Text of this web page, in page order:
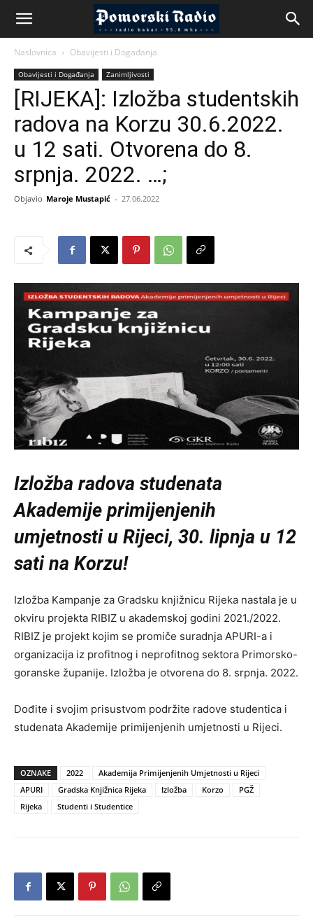
Naslovnica Obavijesti i Događanja
Obavijesti i Događanja Zanimljivosti
[RIJEKA]: Izložba studentskih
radova na Korzu 30.6.2022.
u 12 sati. Otvorena do 8.
srpnja. 2022. …;
Objavio Maroje Mustapić - 27.06.2022
Izložba radova studenata
Akademije primijenjenih
umjetnosti u Rijeci, 30. lipnja u 12
sati na Korzu!
Izložba Kampanje za Gradsku knjižnicu Rijeka nastala je u
okviru projekta RIBIZ u akademskoj godini 2021./2022.
RIBIZ je projekt kojim se promiče suradnja APURI-a i
organizacija iz profitnog i neprofitnog sektora Primorsko-
goranske županije. Izložba je otvorena do 8. srpnja. 2022.
Dođite i svojim prisustvom podržite radove studentica i
studenata Akademije primijenjenih umjetnosti u Rijeci.
OZNAKE 2022
Akademija Primijenjenih Umjetnosti u Rijeci
APURI
Gradska Knjižnica Rijeka Izložba Korzo
PGŽ
Rijeka
Studenti i Studentice